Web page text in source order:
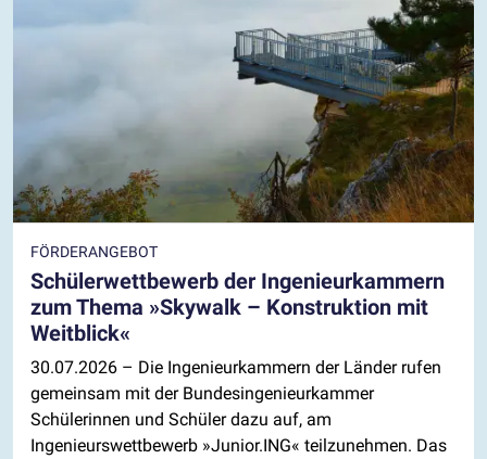
FÖRDERANGEBOT
Schülerwettbewerb der Ingenieurkammern
zum Thema »Skywalk – Konstruktion mit
Weitblick«
30.07.2026 – Die Ingenieurkammern der Länder rufen
gemeinsam mit der Bundesingenieurkammer
Schülerinnen und Schüler dazu auf, am
Ingenieurswettbewerb »Junior.ING« teilzunehmen. Das